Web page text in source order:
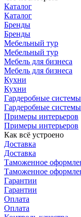
Каталог
Каталог
Бренды
Бренды
Мебельный тур
Мебельный тур
Мебель для бизнеса
Мебель для бизнеса
Кухни
Кухни
Гардеробные системы
Гардеробные системы
Примеры интерьеров
Примеры интерьеров
Как всё устроено
Доставка
Доставка
Таможенное
Таможенное
Гарантии
Гарантии
Оплата
Оплата